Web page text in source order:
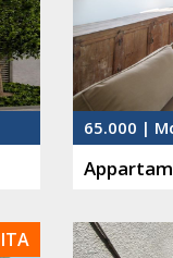
65.000 |